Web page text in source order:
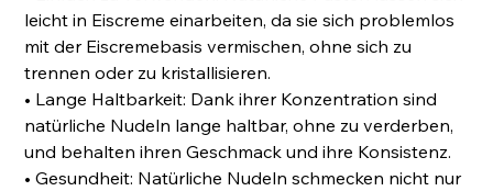
leicht in Eiscreme einarbeiten, da sie sich problemlos
mit der Eiscremebasis vermischen, ohne sich zu
trennen oder zu kristallisieren.
• Lange Haltbarkeit: Dank ihrer Konzentration sind
natürliche Nudeln lange haltbar, ohne zu verderben,
und behalten ihren Geschmack und ihre Konsistenz.
• Gesundheit: Natürliche Nudeln schmecken nicht nur